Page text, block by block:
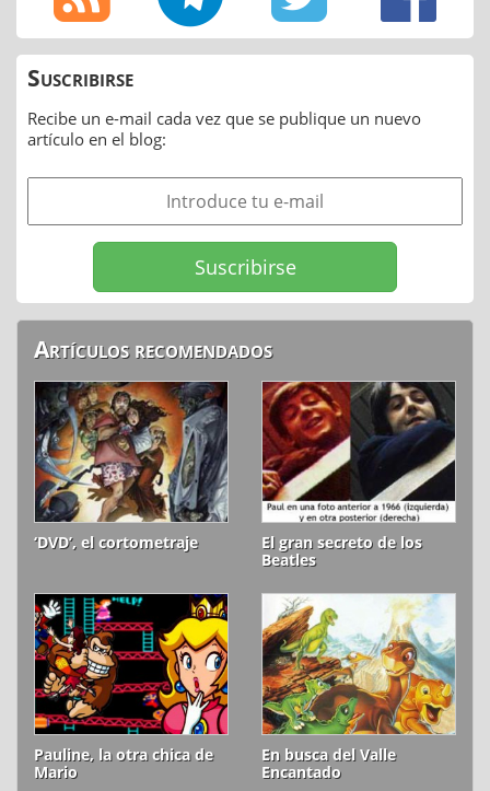
Suscribirse
Recibe un e-mail cada vez que se publique un nuevo
artículo en el blog:
Artículos recomendados
‘DVD’, el cortometraje
El gran secreto de los
Beatles
Pauline, la otra chica de
Mario
En busca del Valle
Encantado